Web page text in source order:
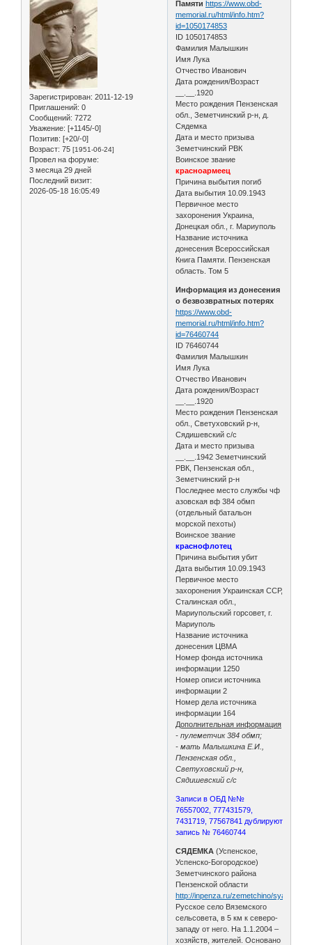
Зарегистрирован: 2011-12-19
Приглашений: 0
Сообщений: 7272
Уважение: [+1145/-0]
Позитив: [+20/-0]
Возраст: 75 [1951-06-24]
Провел на форуме:
3 месяца 29 дней
Последний визит:
2026-05-18 16:05:49
Памяти https://www.obd-
memorial.ru/html/info.htm?
id=1050174853
ID 1050174853
Фамилия Малышкин
Имя Лука
Отчество Иванович
Дата рождения/Возраст
__.__.1920
Место рождения Пензенская
обл., Земетчинский р-н, д.
Сядемка
Дата и место призыва
Земетчинский РВК
Воинское звание
красноармеец
Причина выбытия погиб
Дата выбытия 10.09.1943
Первичное место
захоронения Украина,
Донецкая обл., г. Мариуполь
Название источника
донесения Всероссийская
Книга Памяти. Пензенская
область. Том 5
Информация из донесения
о безвозвратных потерях
https://www.obd-
memorial.ru/html/info.htm?
id=76460744
ID 76460744
Фамилия Малышкин
Имя Лука
Отчество Иванович
Дата рождения/Возраст
__.__.1920
Место рождения Пензенская
обл., Светуховский р-н,
Сядишевский с/с
Дата и место призыва
__.__.1942 Земетчинский
РВК, Пензенская обл.,
Земетчинский р-н
Последнее место службы чф
азовская вф 384 обмп
(отдельный батальон
морской пехоты)
Воинское звание
краснофлотец
Причина выбытия убит
Дата выбытия 10.09.1943
Первичное место
захоронения Украинская ССР,
Сталинская обл.,
Мариупольский горсовет, г.
Мариуполь
Название источника
донесения ЦВМА
Номер фонда источника
информации 1250
Номер описи источника
информации 2
Номер дела источника
информации 164
Дополнительная информация
- пулеметчик 384 обмп;
- мать Малышкина Е.И.,
Пензенская обл.,
Светуховский р-н,
Сядишевский с/с
Записи в ОБД №№
76557002, 777431579,
7431719, 77567841 дублируют
запись № 76460744
СЯДЕМКА (Успенское,
Успенско-Богородское)
Земетчинского района
Пензенской области
http://inpenza.ru/zemetchino/
Русское село Вяземского
сельсовета, в 5 км к северо-
западу от него. На 1.1.2004 –
хозяйств, жителей. Основано